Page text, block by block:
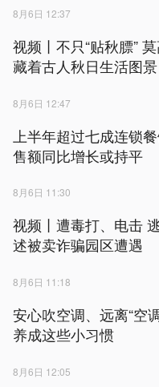
8月6日 12:37
视频丨不只“贴秋膘”
藏着古人秋日生活图景
8月6日 12:47
上半年超过七成连锁
售额同比增长或持平
8月6日 11:30
视频丨遭毒打、电击
述被卖诈骗园区遭遇
8月6日 11:18
安心吹空调、远离“空
养成这些小习惯
8月6日 12:05